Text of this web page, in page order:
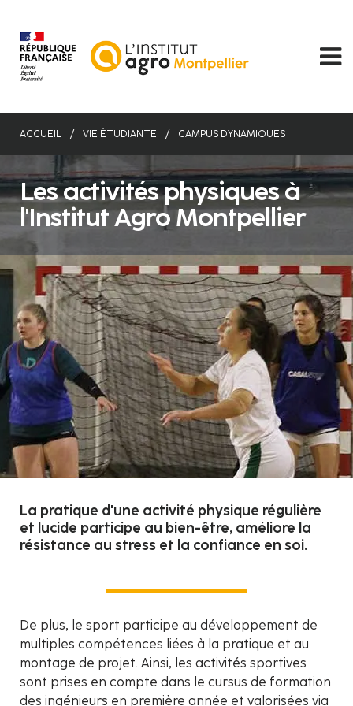
contenu
principal
ACCUEIL VIE ÉTUDIANTE CAMPUS DYNAMIQUES
Les activités physiques à
l'Institut Agro Montpellier
La pratique d'une activité physique régulière
et lucide participe au bien-être, améliore la
résistance au stress et la confiance en soi.
De plus, le sport participe au développement de
multiples compétences liées à la pratique et au
montage de projet. Ainsi, les activités sportives
sont prises en compte dans le cursus de formation
des ingénieurs en première année et valorisées via